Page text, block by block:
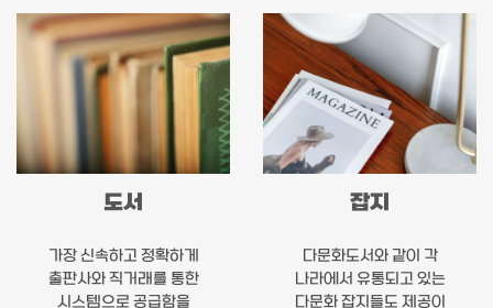
도서
가장 신속하고 정확하게
출판사와 직거래를 통한
시스템으로 공급함을
잡지
다문화도서와 같이 각
나라에서 유통되고 있는
다문화 잡지들도 제공이